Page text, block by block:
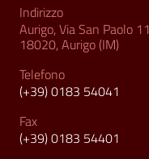
Indirizzo
Aurigo, Via San Paolo 11
18020, Aurigo (IM)
Telefono
(+39) 0183 54041
Fax
(+39) 0183 54401